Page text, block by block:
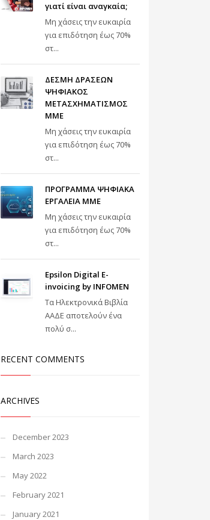
γιατί είναι αναγκαία;
Μη χάσεις την ευκαιρία
για επιδότηση έως 70%
στ...
ΔΕΣΜΗ ΔΡΑΣΕΩΝ
ΨΗΦΙΑΚΟΣ
ΜΕΤΑΣΧΗΜΑΤΙΣΜΟΣ
ΜΜΕ
Μη χάσεις την ευκαιρία
για επιδότηση έως 70%
στ...
ΠΡΟΓΡΑΜΜΑ ΨΗΦΙΑΚΑ
ΕΡΓΑΛΕΙΑ ΜΜΕ
Μη χάσεις την ευκαιρία
για επιδότηση έως 70%
στ...
Epsilon Digital E-
invoicing by INFOMEN
Τα Ηλεκτρονικά Βιβλία
ΑΑΔΕ αποτελούν ένα
πολύ σ...
RECENT COMMENTS
ARCHIVES
December 2023
March 2023
May 2022
February 2021
January 2021